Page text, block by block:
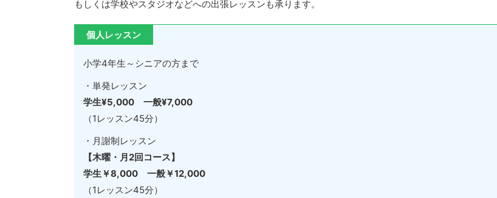
もしくは学校やスタジオなどへの出張レッスンも承ります。
個人レッスン
小学4年生～シニアの方まで
・単発レッスン
学生¥5,000 一般¥7,000
（1レッスン45分）
・月謝制レッスン
【木曜・月2回コース】
学生￥8,000 一般￥12,000
（1レッスン45分）